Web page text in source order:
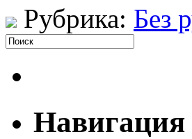
Рубрика: Без
Навигация